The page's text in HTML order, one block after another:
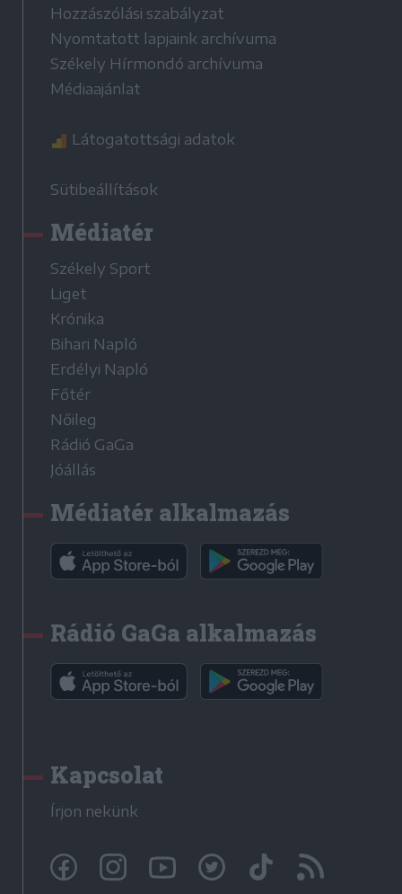
Hozzászólási szabályzat
Nyomtatott lapjaink archívuma
Székely Hírmondó archívuma
Médiaajánlat
Látogatottsági adatok
Sütibeállítások
Médiatér
Székely Sport
Liget
Krónika
Bihari Napló
Erdélyi Napló
Főtér
Nőileg
Rádió GaGa
Jóállás
Médiatér alkalmazás
Rádió GaGa alkalmazás
Kapcsolat
Írjon nekünk